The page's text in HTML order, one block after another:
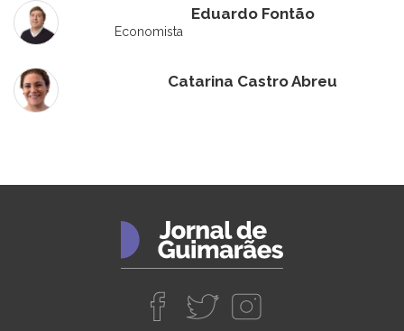
Eduardo Fontão
Economista
Catarina Castro Abreu